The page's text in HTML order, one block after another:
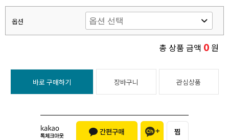
옵션
총 상품 금액 0원
바로 구매하기 장바구니 관심상품